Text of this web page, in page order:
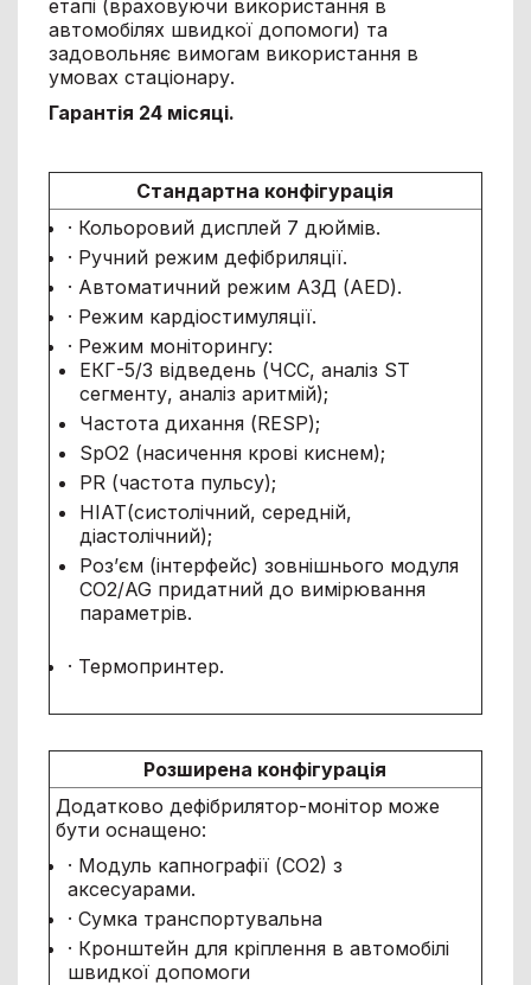
етапі (враховуючи використання в
автомобілях швидкої допомоги) та
задовольняє вимогам використання в
умовах стаціонару.
Гарантія 24 місяці.
Стандартна конфігурація
· Кольоровий дисплей 7 дюймів.
· Ручний режим дефібриляції.
· Автоматичний режим АЗД (AED).
· Режим кардіостимуляції.
· Режим моніторингу:
ЕКГ-5/3 відведень (ЧСС, аналіз ST
сегменту, аналіз аритмій);
Частота дихання (RESP);
SpO2 (насичення крові киснем);
PR (частота пульсу);
НІАТ(систолічний, середній,
діастолічний);
Роз’єм (інтерфейс) зовнішнього модуля
СО2/AG придатний до вимірювання
параметрів.
· Термопринтер.
Розширена конфігурація
Додатково дефібрилятор-монітор може
бути оснащено:
· Модуль капнографії (СО2) з
аксесуарами.
· Сумка транспортувальна
· Кронштейн для кріплення в автомобілі
швидкої допомоги